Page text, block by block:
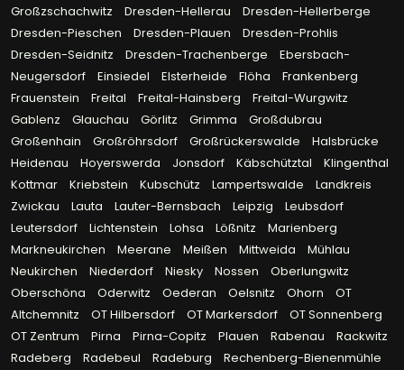
Großzschachwitz
Dresden-Hellerau
Dresden-Hellerberge
Dresden-Pieschen
Dresden-Plauen
Dresden-Prohlis
Dresden-Seidnitz
Dresden-Trachenberge
Ebersbach-
Neugersdorf
Einsiedel Elsterheide Flöha
Frankenberg
Frauenstein
Freital Freital-Hainsberg
Freital-Wurgwitz
Gablenz
Glauchau Görlitz Grimma
Großdubrau
Großenhain
Großröhrsdorf Großrückerswalde
Halsbrücke
Heidenau
Hoyerswerda Jonsdorf Käbschütztal
Klingenthal
Kottmar
Kriebstein Kubschütz Lampertswalde
Landkreis
Zwickau
Lauta Lauter-Bernsbach Leipzig
Leubsdorf
Leutersdorf
Lichtenstein Lohsa Lößnitz
Marienberg
Markneukirchen
Meerane Meißen Mittweida
Mühlau
Neukirchen
Niederdorf Niesky Nossen
Oberlungwitz
Oberschöna
Oderwitz Oederan Oelsnitz Ohorn
OT
Altchemnitz
OT Hilbersdorf OT Markersdorf
OT Sonnenberg
OT Zentrum
Pirna Pirna-Copitz Plauen Rabenau
Rackwitz
Radeberg
Radebeul Radeburg
Rechenberg-Bienenmühle